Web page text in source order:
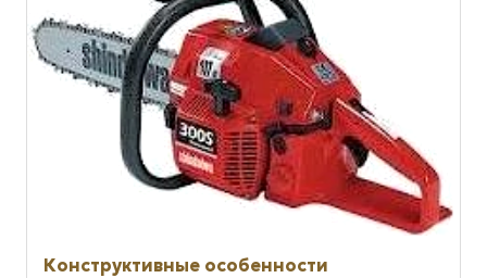
Конструктивные особенности